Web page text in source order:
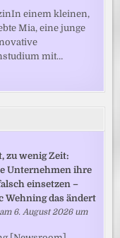
einem kleinen,
Mia, eine junge
mit…
zu wenig Zeit:
Unternehmen ihre
einsetzen –
Wehning das ändert
6. August 2026 um